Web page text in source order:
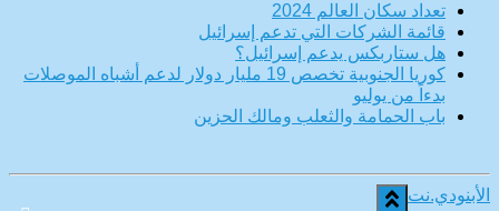
تعداد سكان العالم 2024
قائمة الشركات التي تدعم إسرائيل
هل ستاربكس يدعم إسرائيل؟
كوريا الجنوبية تخصص 19 مليار دولار لدعم أشباه الموصلات
بدءاً من يوليو
باب الحمامة والثعلب ومالك الحزين
الأبنودي.نت